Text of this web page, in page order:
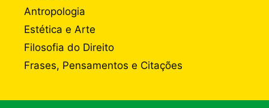
Antropologia
Estética e Arte
Filosofia do Direito
Frases, Pensamentos e Citações